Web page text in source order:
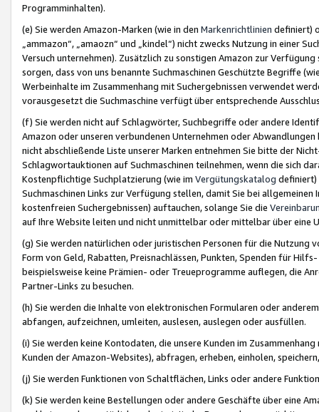
Programminhalten).
(e) Sie werden Amazon-Marken (wie in den Markenrichtlinien definiert)
„ammazon“, „amaozn“ und „kindel“) nicht zwecks Nutzung in einer
Versuch unternehmen). Zusätzlich zu sonstigen Amazon zur
sorgen, dass von uns benannte Suchmaschinen Geschützte Begriffe
Werbeinhalte im Zusammenhang mit Suchergebnissen verwendet
vorausgesetzt die Suchmaschine verfügt über entsprechende
(f) Sie werden nicht auf Schlagwörter, Suchbegriffe oder andere
Amazon oder unseren verbundenen Unternehmen oder
nicht abschließende Liste unserer Marken entnehmen Sie bitte der
Schlagwortauktionen auf Suchmaschinen teilnehmen, wenn die sich
Kostenpflichtige Suchplatzierung (wie im Vergütungskatalog definiert)
Suchmaschinen Links zur Verfügung stellen, damit Sie bei
kostenfreien Suchergebnissen) auftauchen, solange Sie die
auf Ihre Website leiten und nicht unmittelbar oder mittelbar über eine
(g) Sie werden natürlichen oder juristischen Personen für die Nutzung
Form von Geld, Rabatten, Preisnachlässen, Punkten, Spenden für
beispielsweise keine Prämien- oder Treueprogramme auflegen, die
Partner-Links zu besuchen.
(h) Sie werden die Inhalte von elektronischen Formularen oder
abfangen, aufzeichnen, umleiten, auslesen, auslegen oder ausfüllen.
(i) Sie werden keine Kontodaten, die unsere Kunden im
Kunden der Amazon-Websites), abfragen, erheben, einholen,
(j) Sie werden Funktionen von Schaltflächen, Links oder andere
(k) Sie werden keine Bestellungen oder andere Geschäfte über eine